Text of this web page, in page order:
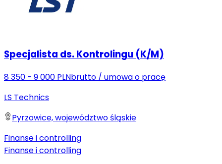
Specjalista ds. Kontrolingu (K/M)
8 350 - 9 000 PLNbrutto / umowa o pracę
LS Technics
Pyrzowice, województwo śląskie
Finanse i controlling
Finanse i controlling